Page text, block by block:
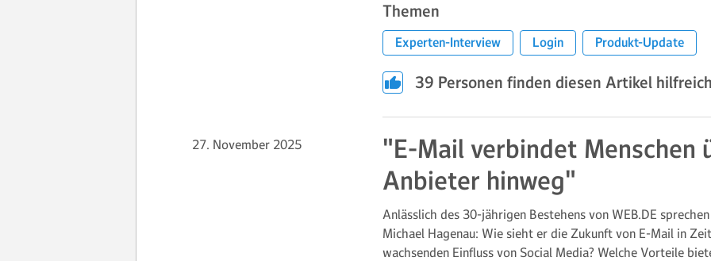
Themen
Experten-Interview Login Produkt-Update
39 Personen finden diesen Artikel
27. November 2025
"E-Mail verbindet Menschen
Anbieter hinweg"
Anlässlich des 30-jährigen Bestehens von WEB.DE
Michael Hagenau: Wie sieht er die Zukunft von E-Mail in
wachsenden Einfluss von Social Media? Welche Vorteile